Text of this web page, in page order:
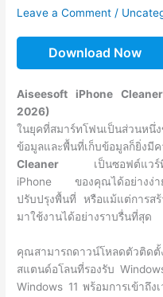
Leave a Comment /
Download Now
Aiseesoft iPhone
2026)
ในยุคที่สมาร์ทโฟนเป็นส่วน
ข้อมูลและพื้นที่เก็บข้อมูลก็ยิ่งมี
Cleaner เป็นซอฟต์แวร์ที่คุ
iPhone ของคุณได้อย่างง่า
ปรับปรุงพื้นที่ หรือแม้แต่การส
มาใช้งานได้อย่างราบรื่นที่สุด
คุณสามารถดาวน์โหลดตัวติด
สแตนด์อโลนที่รองรับ
Windows 11 พร้อมการเข้าถึง